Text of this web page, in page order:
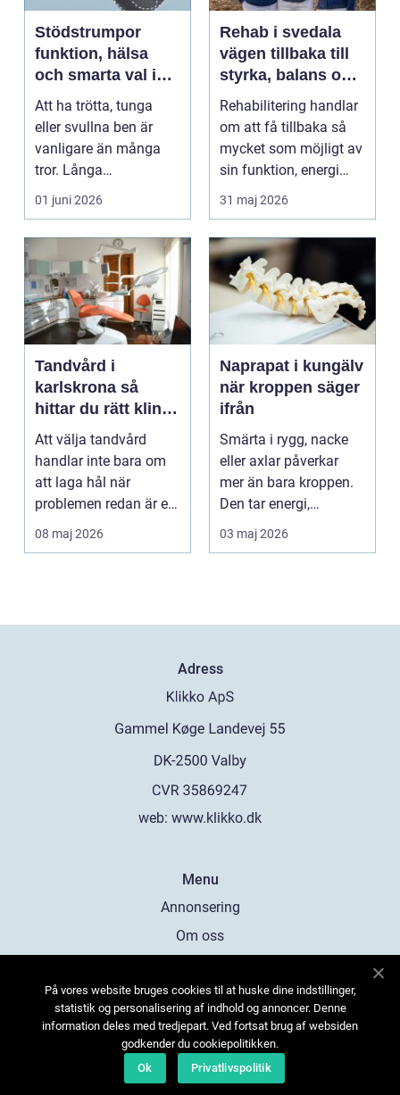
Stödstrumpor
funktion, hälsa
och smarta val i
vardagen
Att ha trötta, tunga
eller svullna ben är
vanligare än många
tror. Långa
arbetsdagar på hårda
golv, ...
01 juni 2026
Rehab i svedala
vägen tillbaka till
styrka, balans och
vardag
Rehabilitering handlar
om att få tillbaka så
mycket som möjligt av
sin funktion, energi
och trygghet...
31 maj 2026
Tandvård i
karlskrona så
hittar du rätt klinik
för långsiktig
munhälsa
Att välja tandvård
handlar inte bara om
att laga hål när
problemen redan är ett
faktum. Det handlar ...
08 maj 2026
Naprapat i kungälv
när kroppen säger
ifrån
Smärta i rygg, nacke
eller axlar påverkar
mer än bara kroppen.
Den tar energi,
koncentration och
03 maj 2026
Adress
web: www.klikko.dk
Menu
Annonsering
Om oss
Kontakta oss
Sitemap
På vores website bruges cookies til at huske dine indstillinger,
statistik og personalisering af indhold og annoncer. Denne
information deles med tredjepart. Ved fortsat brug af websiden
godkender du cookiepolitikken.
Ok
Privatlivspolitik